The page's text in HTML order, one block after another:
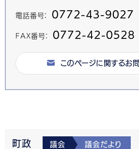
電話番号： 0772-43-9027
FAX番号： 0772-42-0528
このページに関するお
町政 議会 議会だより